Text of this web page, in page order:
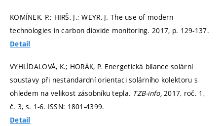
KOMÍNEK, P.; HIRŠ, J.; WEYR, J. The use of modern
technologies in carbon dioxide monitoring. 2017, p. 129-137.
Detail
VYHLÍDALOVÁ, K.; HORÁK, P. Energetická bilance solární
soustavy při nestandardní orientaci solárního kolektoru s
ohledem na velikost zásobníku tepla. TZB-info, 2017, roč. 1,
č. 3, s. 1-6. ISSN: 1801-4399.
Detail